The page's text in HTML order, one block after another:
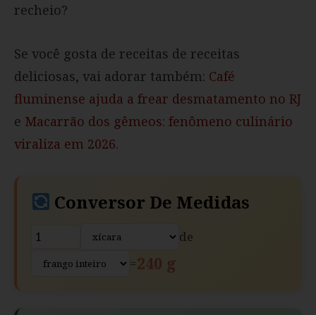
recheio?
Se você gosta de receitas de receitas
deliciosas, vai adorar também: Café
fluminense ajuda a frear desmatamento no RJ
e Macarrão dos gêmeos: fenômeno culinário
viraliza em 2026.
Conversor De Medidas
de
=240 g